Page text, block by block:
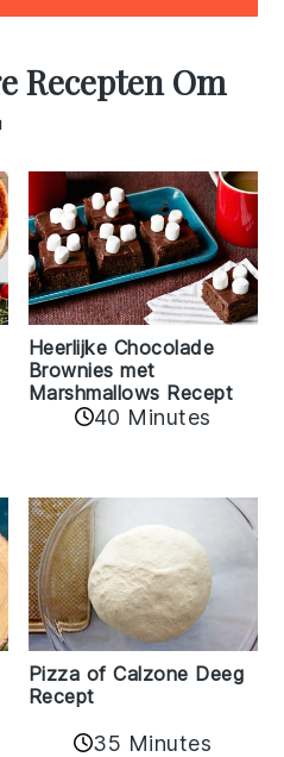
Recepten Om
Heerlijke Chocolade
Brownies met
Marshmallows Recept
40 Minutes
Pizza of Calzone Deeg
Recept
35 Minutes